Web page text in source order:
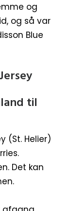
og
og så var
Blue
til
(St. Helier)
Det kan